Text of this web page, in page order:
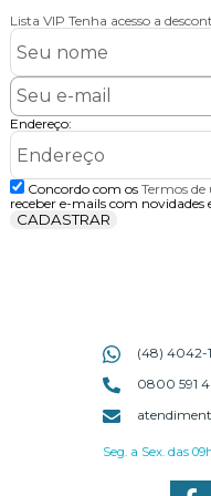
Lista VIP Tenha acesso a
Endereço:
Concordo com os Termos de
receber e-mails com novidades
CADASTRAR
(48) 4042-
0800 591
Seg. a Sex. das